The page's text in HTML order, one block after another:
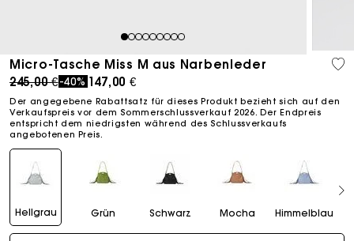
123456789
Micro-Tasche Miss M aus Narbenleder
Price reduced from
245,00 €to
-40% 147,00 €
Der angegebene Rabattsatz für dieses Produkt bezieht sich auf den
Verkaufspreis vor dem Sommerschlussverkauf 2026. Der Endpreis
entspricht dem niedrigsten während des Schlussverkaufs
angebotenen Preis.
Hellgrau Grün Schwarz Mocha Himmelblau